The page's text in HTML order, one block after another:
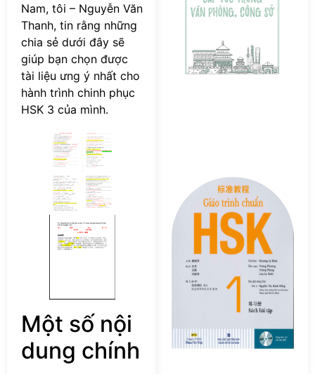
Nam, tôi – Nguyễn Văn
Thanh, tin rằng những
chia sẻ dưới đây sẽ
giúp bạn chọn được
tài liệu ưng ý nhất cho
hành trình chinh phục
HSK 3 của mình.
Một số nội
dung chính